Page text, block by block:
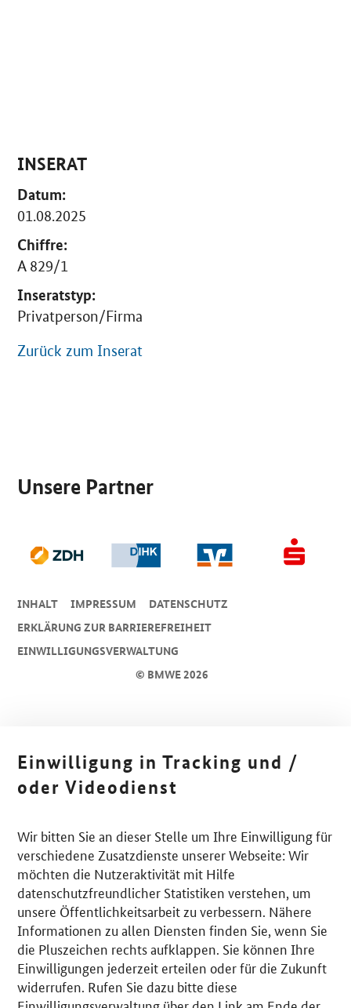
INSERAT
Datum:
01.08.2025
Chiffre:
A 829/1
Inseratstyp:
Privatperson/Firma
Zurück zum Inserat
Unsere Partner
© BMWE 2026
INHALT IMPRESSUM
DA­TEN­SCHUTZ
ERKLÄRUNG ZUR BARRIEREFREIHEIT
EINWILLIGUNGSVERWALTUNG
Einwilligung in Tracking und /
oder Videodienst
Wir bitten Sie an dieser Stelle um Ihre Einwilligung für
verschiedene Zusatzdienste unserer Webseite: Wir
möchten die Nutzeraktivität mit Hilfe
datenschutzfreundlicher Statistiken verstehen, um
unsere Öffentlichkeitsarbeit zu verbessern. Nähere
Informationen zu allen Diensten finden Sie, wenn Sie
die Pluszeichen rechts aufklappen. Sie können Ihre
Einwilligungen jederzeit erteilen oder für die Zukunft
widerrufen. Rufen Sie dazu bitte diese